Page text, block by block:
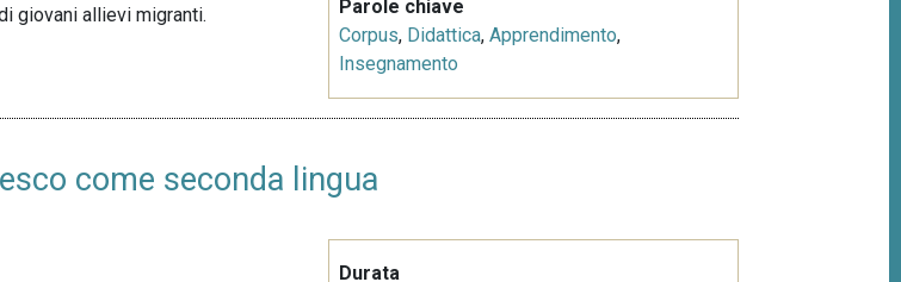
giovani allievi migranti.
Parole chiave
Corpus, Didattica, Apprendimento,
Insegnamento
come seconda lingua
Durata